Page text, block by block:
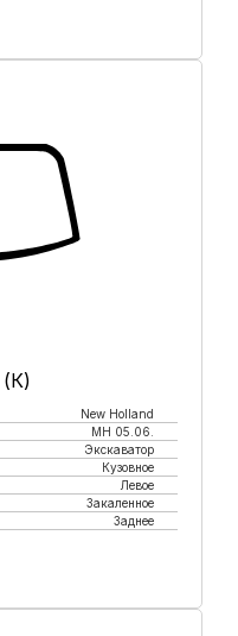
(К)
New Holland
MH 05.06.
Экскаватор
Кузовное
Левое
Закаленное
Заднее